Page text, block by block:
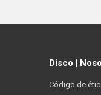
Disco |
Código de